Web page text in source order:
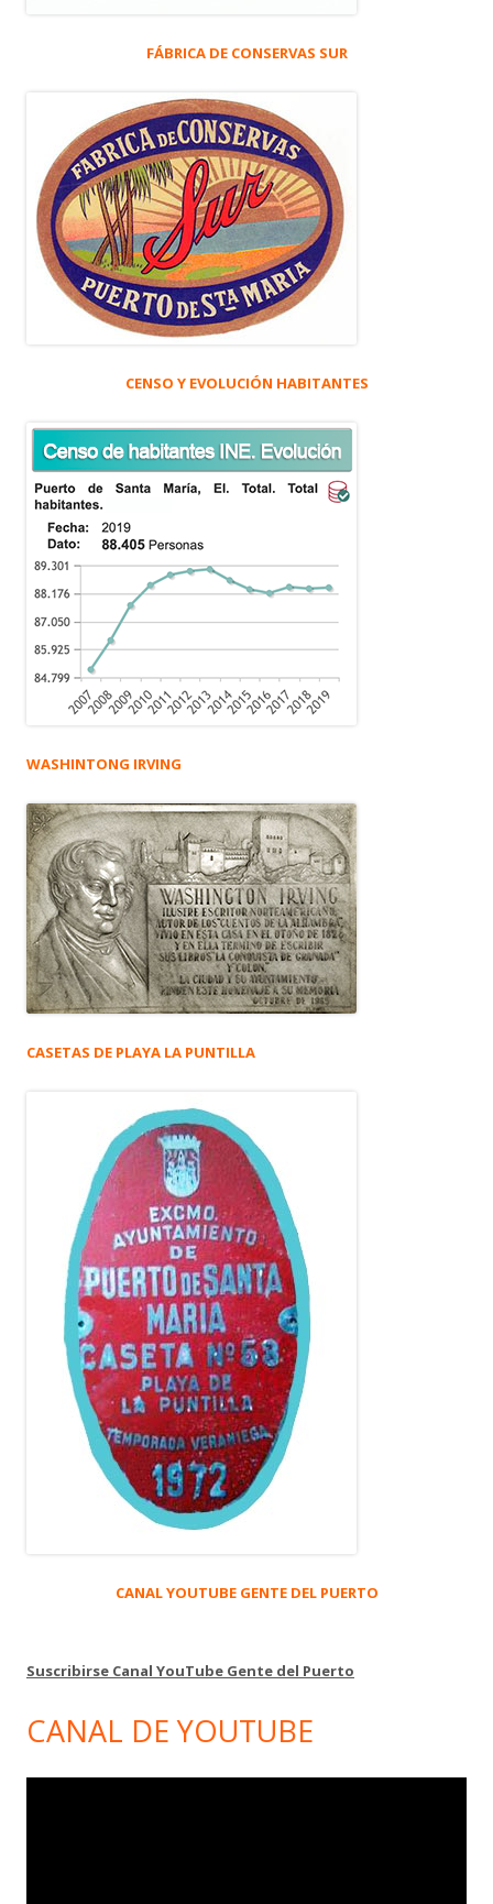
FÁBRICA DE CONSERVAS SUR
CENSO Y EVOLUCIÓN HABITANTES
WASHINTONG IRVING
CASETAS DE PLAYA LA PUNTILLA
CANAL YOUTUBE GENTE DEL PUERTO
Suscribirse Canal YouTube Gente del Puerto
CANAL DE YOUTUBE